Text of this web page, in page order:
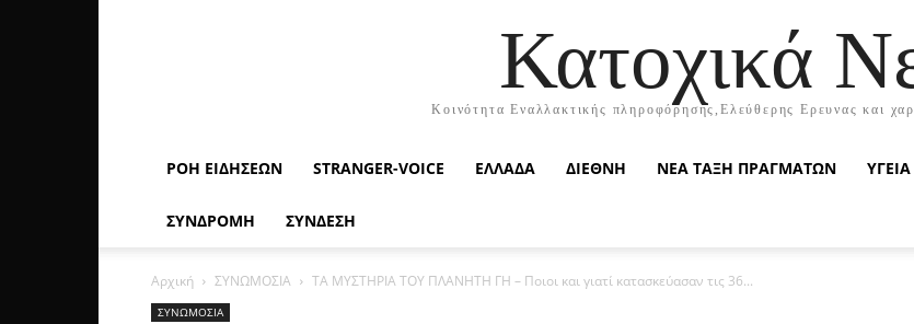
Κατοχικά
Κοινότητα Εναλλακτικής πληροφόρησης,Ελεύθερης Ερευνας και
ΡΟΉ ΕΙΔΉΣΕΩΝ STRANGER-VOICE ΕΛΛΑΔΑ ΔΙΕΘΝΗ ΝΕΑ ΤΑΞΗ ΠΡΑΓΜΑΤΩΝ ΥΓΕΙΑ
ΣΥΝΔΡΟΜΗ ΣΥΝΔΕΣΗ
Αρχική ΣΥΝΩΜΟΣΙΑ ΤΑ ΜΥΣΤΗΡΙΑ ΤΟΥ ΠΛΑΝΗΤΗ ΓΗ – Ποιοι και γιατί κατασκεύασαν τις 36...
ΣΥΝΩΜΟΣΙΑ